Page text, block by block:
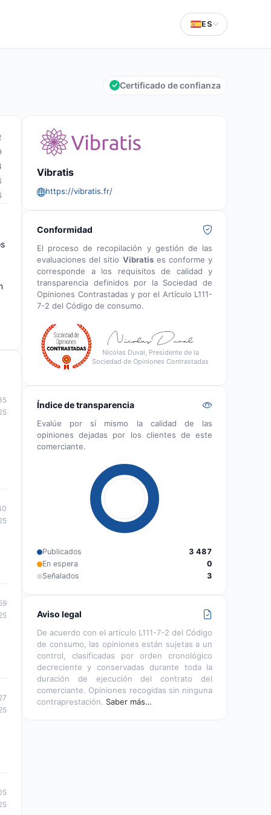
ES
Certificado de confianza
Vibratis
https://vibratis.fr/
Conformidad
El proceso de recopilación y gestión de las
evaluaciones del sitio Vibratises conforme y
corresponde a los requisitos de calidad y
transparencia definidos por la Sociedad de
Opiniones Contrastadas y por el Artículo L111-
7-2 del Código de consumo.
Nicolas Duval, Presidente de la
Sociedad de Opiniones Contrastadas
Índice de transparencia
Evalúe por sí mismo la calidad de las
opiniones dejadas por los clientes de este
comerciante.
Publicados
3 487
En espera
0
Señalados
3
Aviso legal
De acuerdo con el artículo L111-7-2 del Código
de consumo, las opiniones están sujetas a un
control, clasificadas por orden cronológico
decreciente y conservadas durante toda la
duración de ejecución del contrato del
comerciante. Opiniones recogidas sin ninguna
contraprestación. Saber más…